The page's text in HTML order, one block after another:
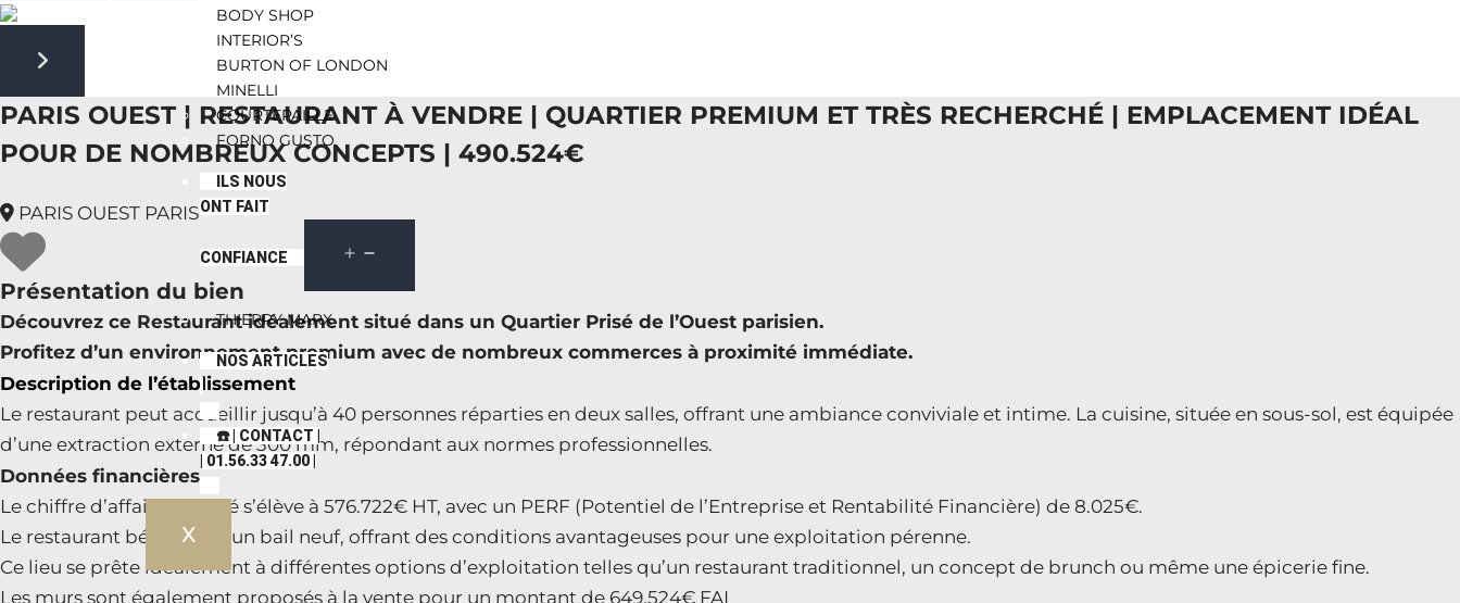
BODY SHOP
INTERIOR’S
BURTON OF LONDON
MINELLI
COURTEPAILLE
FORNO GUSTO
ILS NOUS
ONT FAIT
CONFIANCE
THIERRY MARX
NOS ARTICLES
☎️ | CONTACT |
| 01.56.33 47.00 |
X
Next slide
PARIS OUEST | RESTAURANT À VENDRE | QUARTIER PREMIUM ET TRÈS RECHERCHÉ | EMPLACEMENT IDÉAL
POUR DE NOMBREUX CONCEPTS | 490.524€
PARIS OUEST PARIS
Présentation du bien
Découvrez ce Restaurant idéalement situé dans un Quartier Prisé de l’Ouest parisien.
Profitez d’un environnement premium avec de nombreux commerces à proximité immédiate.
Description de l’établissement
Le restaurant peut accueillir jusqu’à 40 personnes réparties en deux salles, offrant une ambiance conviviale et intime. La cuisine, située en sous-sol, est équipée
d’une extraction externe de 300 mm, répondant aux normes professionnelles.
Données financières
Le chiffre d’affaires réalisé s’élève à 576.722€ HT, avec un PERF (Potentiel de l’Entreprise et Rentabilité Financière) de 8.025€.
Le restaurant bénéficie d’un bail neuf, offrant des conditions avantageuses pour une exploitation pérenne.
Ce lieu se prête idéalement à différentes options d’exploitation telles qu’un restaurant traditionnel, un concept de brunch ou même une épicerie fine.
Les murs sont également proposés à la vente pour un montant de 649.524€ FAI